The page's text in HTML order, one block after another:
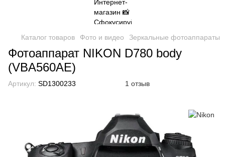
Каталог товаров Фото и видео Зеркальные фотоаппараты
Фотоаппарат NIKON D780 body
(VBA560AE)
Артикул: SD1300233 1 отзыв